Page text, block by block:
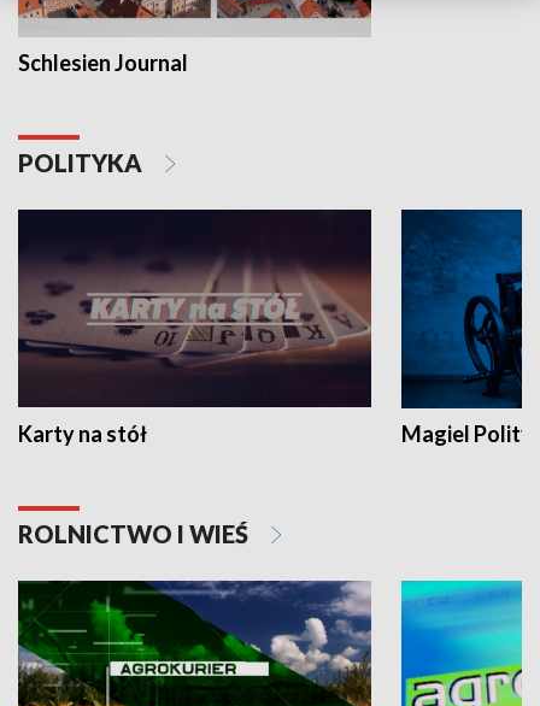
Schlesien Journal
POLITYKA
Karty na stół Magiel
ROLNICTWO I WIEŚ